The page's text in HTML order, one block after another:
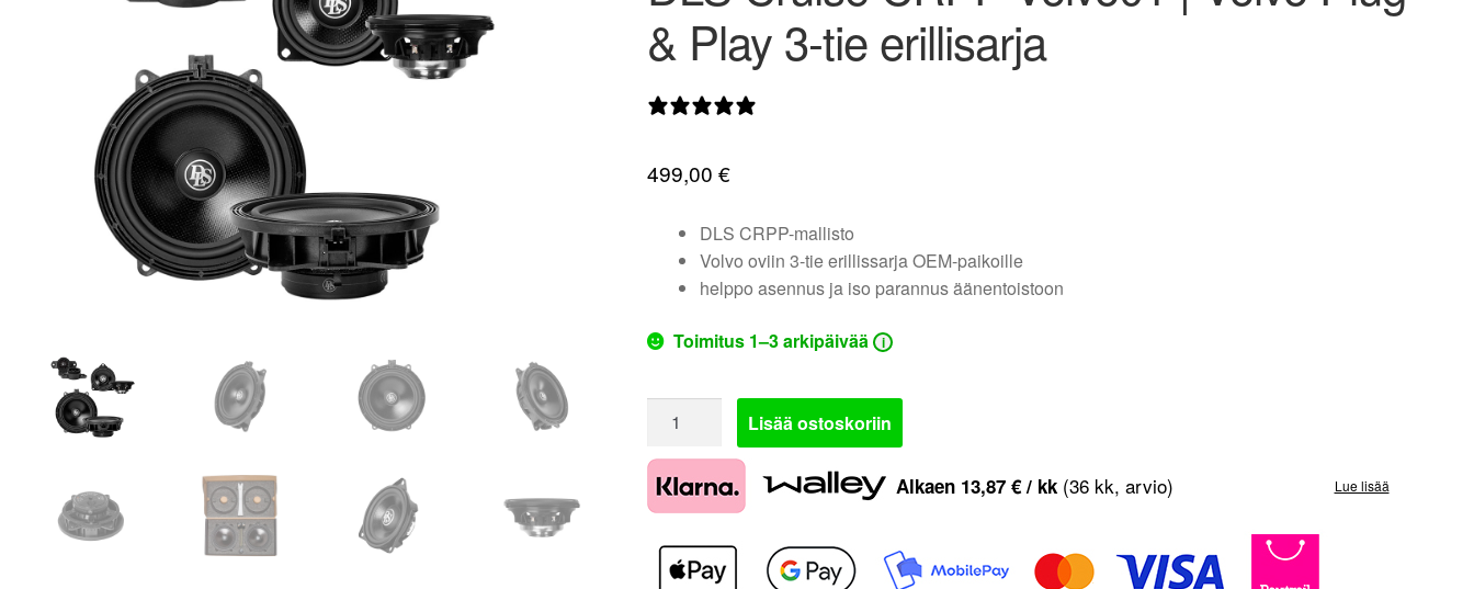
& Play 3-tie erillisarja
499,00 €
DLS CRPP-mallisto
Volvo oviin 3-tie erillissarja OEM-paikoille
helppo asennus ja iso parannus äänentoistoon
Toimitus 1–3 arkipäivää i
DLS
CRPP-
Volvo01
Volvo
Plug
Lisää ostoskoriin
Alkaen 13,87 €/ kk(36 kk, arvio) Lue lisää